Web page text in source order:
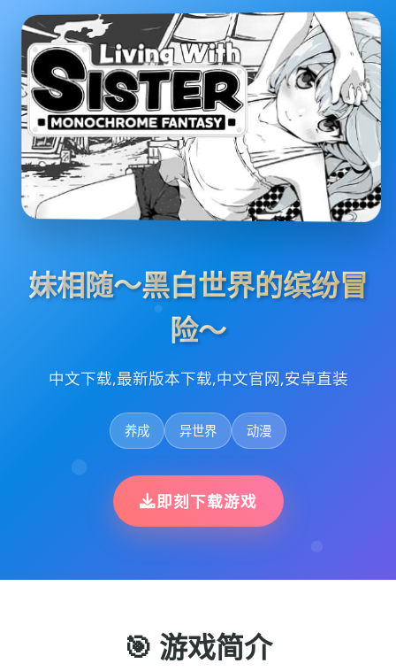
妹相随～黑白世界的缤纷冒
险～
中文下载,最新版本下载,中文官网,安卓直装
养成 异世界 动漫
即刻下载游戏
🎯 游戏简介